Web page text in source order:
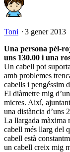
Toni ⋅ 3 gener 2013
Una persona pèl-
uns 130.00 i una
Un cabell pot
amb problemes
cabells i pengéssim
El diàmetre mig
micres. Així,
una distància d’uns
La llargada màxima
cabell més llarg del
cabell està
un cabell creix mig